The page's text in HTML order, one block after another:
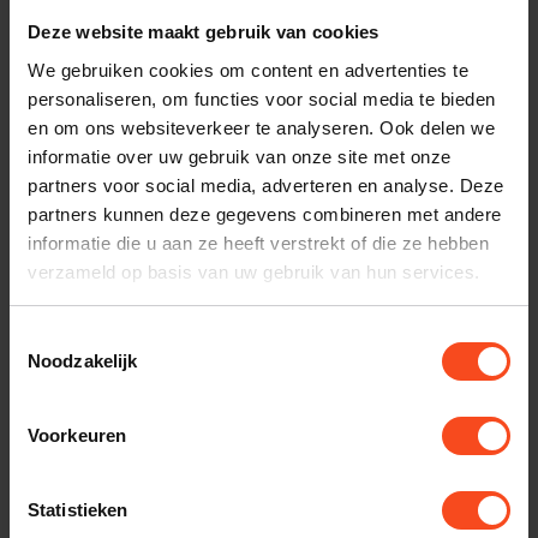
Deze website maakt gebruik van cookies
We gebruiken cookies om content en advertenties te
personaliseren, om functies voor social media te bieden
en om ons websiteverkeer te analyseren. Ook delen we
informatie over uw gebruik van onze site met onze
partners voor social media, adverteren en analyse. Deze
partners kunnen deze gegevens combineren met andere
informatie die u aan ze heeft verstrekt of die ze hebben
verzameld op basis van uw gebruik van hun services.
Noodzakelijk
Voorkeuren
Statistieken
nodig bij je bestelling? Neem contact op met onze
klantenservice.
Interesse in product
Maak een luisterafspraak
Productomschrijving
Reviews
TypeError: Failed to fetch